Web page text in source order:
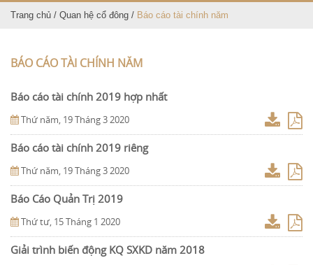
Trang chủ / Quan hệ cổ đông / Báo cáo tài chính năm
BÁO CÁO TÀI CHÍNH NĂM
Báo cáo tài chính 2019 hợp nhất
Thứ năm, 19 Tháng 3 2020
Báo cáo tài chính 2019 riêng
Thứ năm, 19 Tháng 3 2020
Báo Cáo Quản Trị 2019
Thứ tư, 15 Tháng 1 2020
Giải trình biến động KQ SXKD năm 2018